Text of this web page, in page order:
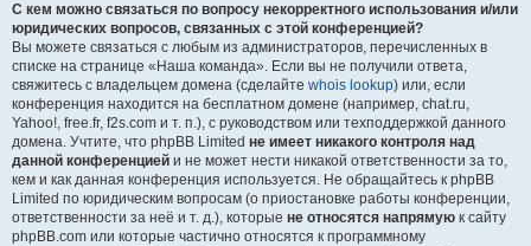
С кем можно связаться по вопросу некорректного использования и/или
юридических вопросов, связанных с этой конференцией?
Вы можете связаться с любым из администраторов, перечисленных в
списке на странице «Наша команда». Если вы не получили ответа,
свяжитесь с владельцем домена (сделайте whois lookup) или, если
конференция находится на бесплатном домене (например, chat.ru,
Yahoo!, free.fr, f2s.com и т. п.), с руководством или техподдержкой данного
домена. Учтите, что phpBB Limited не имеет никакого контроля над
данной конференцией и не может нести никакой ответственности за то,
кем и как данная конференция используется. Не обращайтесь к phpBB
Limited по юридическим вопросам (о приостановке работы конференции,
ответственности за неё и т. д.), которые не относятся напрямую к сайту
phpBB.com или которые частично относятся к программному